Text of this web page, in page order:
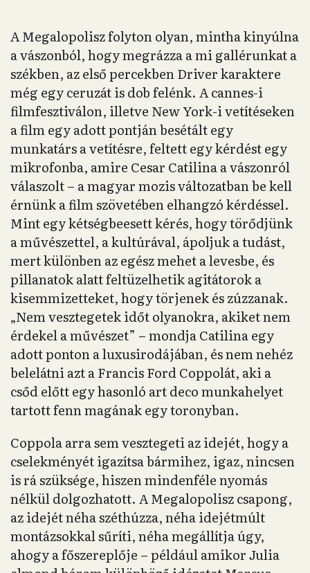
A Megalopolisz folyton olyan, mintha kinyúlna
a vászonból, hogy megrázza a mi gallérunkat a
székben, az első percekben Driver karaktere
még egy ceruzát is dob felénk. A cannes-i
filmfesztiválon, illetve New York-i vetítéseken
a film egy adott pontján besétált egy
munkatárs a vetítésre, feltett egy kérdést egy
mikrofonba, amire Cesar Catilina a vászonról
válaszolt – a magyar mozis változatban be kell
érnünk a film szövetében elhangzó kérdéssel.
Mint egy kétségbeesett kérés, hogy törődjünk
a művészettel, a kultúrával, ápoljuk a tudást,
mert különben az egész mehet a levesbe, és
pillanatok alatt feltüzelhetik agitátorok a
kisemmizetteket, hogy törjenek és zúzzanak.
„Nem vesztegetek időt olyanokra, akiket nem
érdekel a művészet” – mondja Catilina egy
adott ponton a luxusirodájában, és nem nehéz
belelátni azt a Francis Ford Coppolát, aki a
csőd előtt egy hasonló art deco munkahelyet
tartott fenn magának egy toronyban.
Coppola arra sem vesztegeti az idejét, hogy a
cselekményét igazítsa bármihez, igaz, nincsen
is rá szüksége, hiszen mindenféle nyomás
nélkül dolgozhatott. A Megalopolisz csapong,
az idejét néha széthúzza, néha idejétmúlt
montázsokkal sűríti, néha megállítja úgy,
ahogy a főszereplője – például amikor Julia